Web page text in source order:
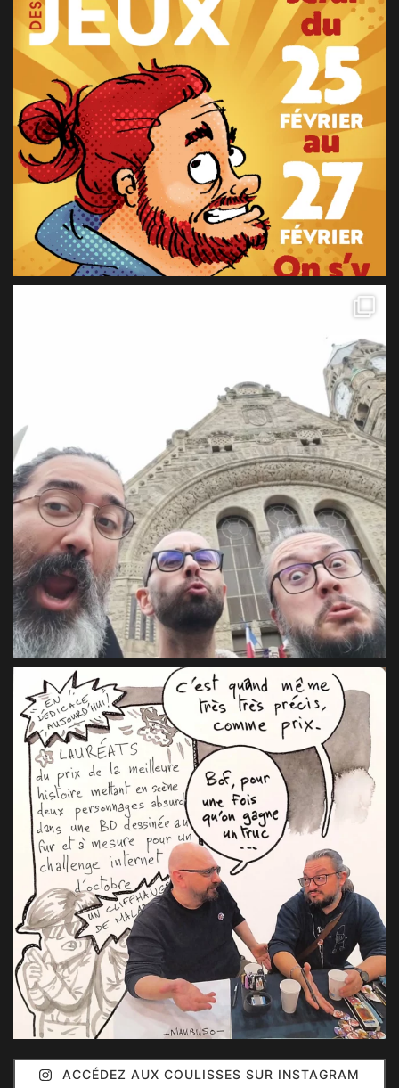
ACCÉDEZ AUX COULISSES SUR INSTAGRAM